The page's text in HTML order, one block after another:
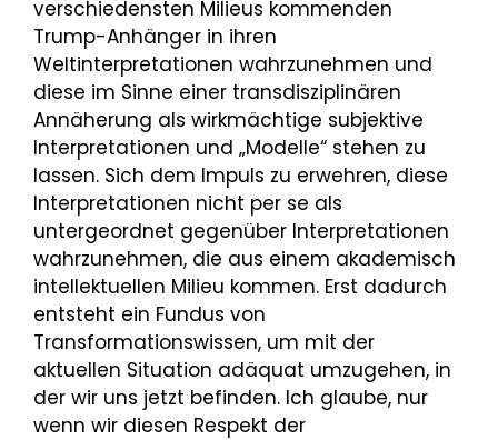
verschiedensten Milieus kommenden
Trump-Anhänger in ihren
Weltinterpretationen wahrzunehmen und
diese im Sinne einer transdisziplinären
Annäherung als wirkmächtige subjektive
Interpretationen und „Modelle“ stehen zu
lassen. Sich dem Impuls zu erwehren, diese
Interpretationen nicht per se als
untergeordnet gegenüber Interpretationen
wahrzunehmen, die aus einem akademisch
intellektuellen Milieu kommen. Erst dadurch
entsteht ein Fundus von
Transformationswissen, um mit der
aktuellen Situation adäquat umzugehen, in
der wir uns jetzt befinden. Ich glaube, nur
wenn wir diesen Respekt der